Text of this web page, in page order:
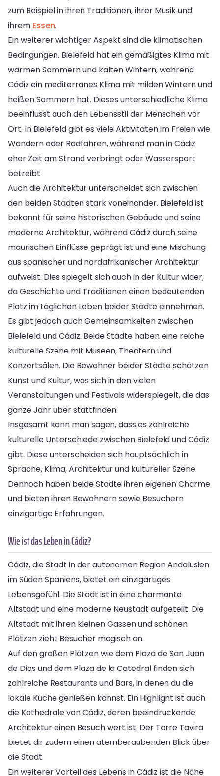
zum Beispiel in ihren Traditionen, ihrer Musik und
ihrem Essen.
Ein weiterer wichtiger Aspekt sind die klimatischen
Bedingungen. Bielefeld hat ein gemäßigtes Klima mit
warmen Sommern und kalten Wintern, während
Cádiz ein mediterranes Klima mit milden Wintern und
heißen Sommern hat. Dieses unterschiedliche Klima
beeinflusst auch den Lebensstil der Menschen vor
Ort. In Bielefeld gibt es viele Aktivitäten im Freien wie
Wandern oder Radfahren, während man in Cádiz
eher Zeit am Strand verbringt oder Wassersport
betreibt.
Auch die Architektur unterscheidet sich zwischen
den beiden Städten stark voneinander. Bielefeld ist
bekannt für seine historischen Gebäude und seine
moderne Architektur, während Cádiz durch seine
maurischen Einflüsse geprägt ist und eine Mischung
aus spanischer und nordafrikanischer Architektur
aufweist. Dies spiegelt sich auch in der Kultur wider,
da Geschichte und Traditionen einen bedeutenden
Platz im täglichen Leben beider Städte einnehmen.
Es gibt jedoch auch Gemeinsamkeiten zwischen
Bielefeld und Cádiz. Beide Städte haben eine reiche
kulturelle Szene mit Museen, Theatern und
Konzertsälen. Die Bewohner beider Städte schätzen
Kunst und Kultur, was sich in den vielen
Veranstaltungen und Festivals widerspiegelt, die das
ganze Jahr über stattfinden.
Insgesamt kann man sagen, dass es zahlreiche
kulturelle Unterschiede zwischen Bielefeld und Cádiz
gibt. Diese unterscheiden sich hauptsächlich in
Sprache, Klima, Architektur und kultureller Szene.
Dennoch haben beide Städte ihren eigenen Charme
und bieten ihren Bewohnern sowie Besuchern
einzigartige Erfahrungen.
Wie ist das Leben in Cádiz?
Cádiz, die Stadt in der autonomen Region Andalusien
im Süden Spaniens, bietet ein einzigartiges
Lebensgefühl. Die Stadt ist in eine charmante
Altstadt und eine moderne Neustadt aufgeteilt. Die
Altstadt mit ihren kleinen Gassen und schönen
Plätzen zieht Besucher magisch an.
Auf den großen Plätzen wie dem Plaza de San Juan
de Dios und dem Plaza de la Catedral finden sich
zahlreiche Restaurants und Bars, in denen du die
lokale Küche genießen kannst. Ein Highlight ist auch
die Kathedrale von Cádiz, deren beeindruckende
Architektur einen Besuch wert ist. Der Torre Tavira
bietet dir zudem einen atemberaubenden Blick über
die Stadt.
Ein weiterer Vorteil des Lebens in Cádiz ist die Nähe